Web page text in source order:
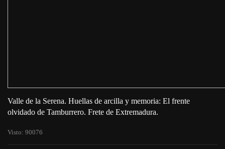
Valle de la Serena. Huellas de arcilla y memoria: El frente
olvidado de Tamburrero. Frete de Extremadura.
Visto: 90076